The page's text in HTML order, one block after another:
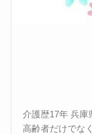
介護歴17年 兵庫
高齢者だけでな